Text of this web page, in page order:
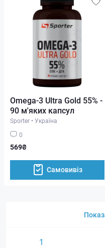
Omega-3 Ultra Gold 55% -
90 м'яких капсул
Sporter • Україна
0
569₴
Самовивіз
1